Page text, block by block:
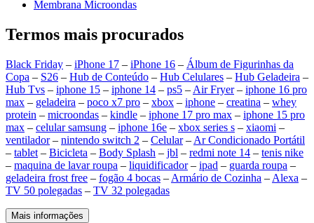
Membrana Microondas
Termos mais procurados
Black Friday – iPhone 17 – iPhone 16 – Álbum de Figurinhas da
Copa – S26 – Hub de Conteúdo – Hub Celulares – Hub Geladeira –
Hub Tvs – iphone 15 – iphone 14 – ps5 – Air Fryer– iphone 16 pro
max – geladeira – poco x7 pro – xbox – iphone – creatina – whey
protein – microondas – kindle – iphone 17 pro max – iphone 15 pro
max – celular samsung – iphone 16e – xbox series s – xiaomi –
ventilador– nintendo switch 2 – Celular– Ar Condicionado Portátil
– tablet – Bicicleta – Body Splash – jbl – redmi note 14 – tenis nike
– maquina de lavar roupa – liquidificador– ipad – guarda roupa –
geladeira frost free – fogão 4 bocas – Armário de Cozinha – Alexa –
TV 50 polegadas – TV 32 polegadas
Mais informações